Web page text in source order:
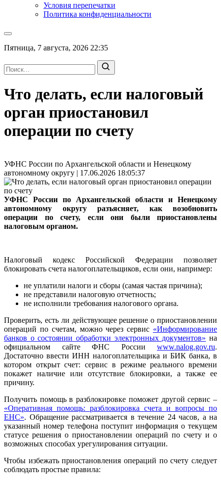
Условия перепечатки
Политика конфиденциальности
Пятница, 7 августа, 2026 22:35
Что делать, если налоговый
орган приостановил
операции по счету
УФНС России по Архангельской области и Ненецкому
автономному округу | 17.06.2026 18:05:37
УФНС России по Архангельской области и Ненецкому
автономному округу разъясняет, как возобновить
операции по счету, если они были приостановлены
налоговым органом.
Налоговый кодекс Российской Федерации позволяет
блокировать счета налогоплательщиков, если они, например:
не уплатили налоги и сборы (самая частая причина);
не представили налоговую отчетность;
не исполнили требования налогового органа.
Проверить, есть ли действующее решение о приостановлении
операций по счетам, можно через сервис «Информирование
банков о состоянии обработки электронных документов» на
официальном сайте ФНС России www.nalog.gov.ru.
Достаточно ввести ИНН налогоплательщика и БИК банка, в
котором открыт счет: сервис в режиме реального времени
покажет наличие или отсутствие блокировки, а также ее
причину.
Получить помощь в разблокировке поможет другой сервис –
«Оперативная помощь: разблокировка счета и вопросы по
ЕНС». Обращение рассматривается в течение 24 часов, а на
указанный номер телефона поступит информация о текущем
статусе решения о приостановлении операций по счету и о
возможных способах урегулирования ситуации.
Чтобы избежать приостановления операций по счету следует
соблюдать простые правила: